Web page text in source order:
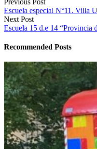
Escuela especial N°11. Villa
Next Post
Escuela 15 d.e 14 “Provincia
Recommended Posts